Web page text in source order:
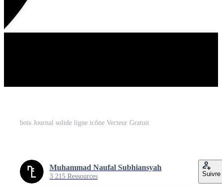
bois Journal solide ligne icône Vecteur Gratuit
Muhammad Naufal Subhiansyah
3 215 Ressources Suivre